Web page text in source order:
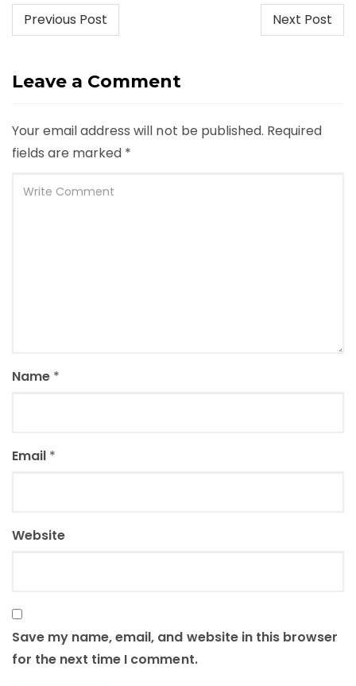
Post
Previous Post Next Post
Leave a Comment
Your email address will not be published. Required
fields are marked *
Name *
Email *
Website
Save my name, email, and website in this browser
for the next time I comment.